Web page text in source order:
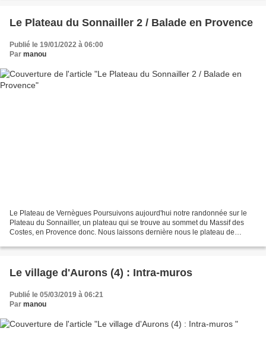
Le Plateau du Sonnailler 2 / Balade en Provence
Publié le 19/01/2022 à 06:00
Par manou
Le Plateau de Vernègues Poursuivons aujourd'hui notre randonnée sur le
Plateau du Sonnailler, un plateau qui se trouve au sommet du Massif des
Costes, en Provence donc. Nous laissons dernière nous le plateau de
Le village d'Aurons (4) : Intra-muros
Publié le 05/03/2019 à 06:21
Par manou